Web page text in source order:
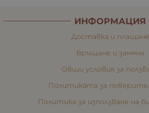
ИНФОРМАЦИЯ
Доставка и плащане
Връщане и замяна
Общи условия за
Политиката за
Политика за използване на